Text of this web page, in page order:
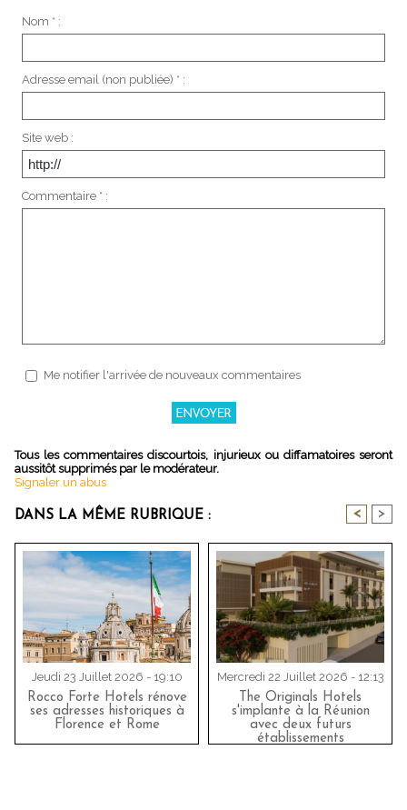
Nom * :
Adresse email (non publiée) * :
Site web :
Commentaire * :
Me notifier l'arrivée de nouveaux commentaires
Tous les commentaires discourtois, injurieux ou diffamatoires seront
aussitôt supprimés par le modérateur.
Signaler un abus
DANS LA MÊME RUBRIQUE : < >
Jeudi 23 Juillet 2026 - 19:10
Rocco Forte Hotels rénove
ses adresses historiques à
Florence et Rome
Mercredi 22 Juillet 2026 - 12:13
The Originals Hotels
s'implante à la Réunion
avec deux futurs
établissements